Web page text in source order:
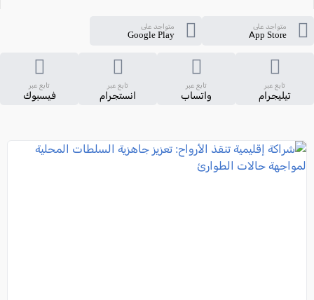
متواجد على
App Store
متواجد على
Google Play
تابع عبر
تيليجرام
تابع عبر
واتساب
تابع عبر
انستجرام
تابع عبر
فيسبوك